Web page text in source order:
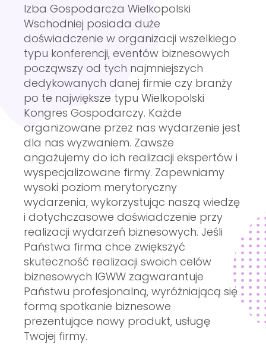
Izba Gospodarcza Wielkopolski
Wschodniej posiada duże
doświadczenie w organizacji wszelkiego
typu konferencji, eventów biznesowych
począwszy od tych najmniejszych
dedykowanych danej firmie czy branży
po te największe typu Wielkopolski
Kongres Gospodarczy. Każde
organizowane przez nas wydarzenie jest
dla nas wyzwaniem. Zawsze
angażujemy do ich realizacji ekspertów i
wyspecjalizowane firmy. Zapewniamy
wysoki poziom merytoryczny
wydarzenia, wykorzystując naszą wiedzę
i dotychczasowe doświadczenie przy
realizacji wydarzeń biznesowych. Jeśli
Państwa firma chce zwiększyć
skuteczność realizacji swoich celów
biznesowych IGWW zagwarantuje
Państwu profesjonalną, wyróżniającą się
formą spotkanie biznesowe
prezentujące nowy produkt, usługę
Twojej firmy.